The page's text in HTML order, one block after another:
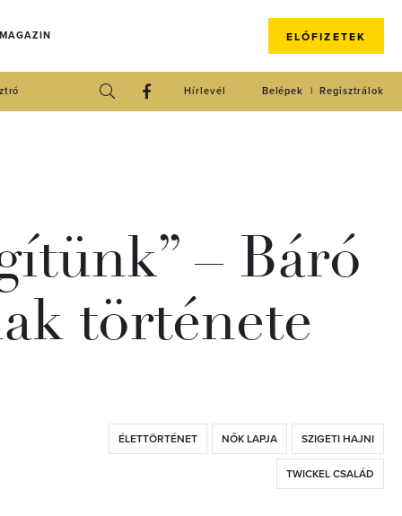
ELŐFIZETEK
Regisztrálok
Belépek
Hírlevél
– Báró
története
ÉLETTÖRTÉNET NŐK LAPJA SZIGETI HAJNI
TWICKEL CSALÁD